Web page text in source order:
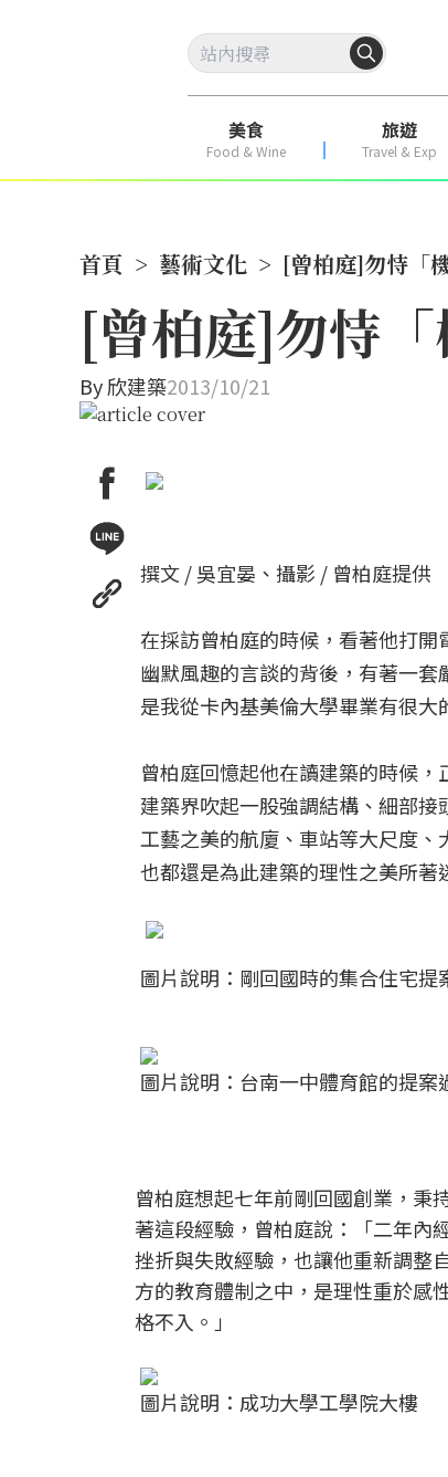
美食
Food & Wine
旅遊
Travel & Exp
首頁 > 藝術文化 > [曾柏庭]勿恃「
[曾柏庭]勿恃
By欣建築2013/10/21
撰文 / 吳宜晏、攝影 / 曾柏庭提供
在採訪曾柏庭的時候，看著他打
幽默風趣的言談的背後，有著一
是我從卡內基美倫大學畢業有很
曾柏庭回憶起他在讀建築的時候
建築界吹起一股強調結構、細部
工藝之美的航廈、車站等大尺度、
也都還是為此建築的理性之美所著
圖片說明：剛回國時的集合住宅提
圖片說明：台南一中體育館的提案
曾柏庭想起七年前剛回國創業，秉
著這段經驗，曾柏庭說：「二年內
挫折與失敗經驗，也讓他重新調整
方的教育體制之中，是理性重於感
格不入。」
圖片說明：成功大學工學院大樓